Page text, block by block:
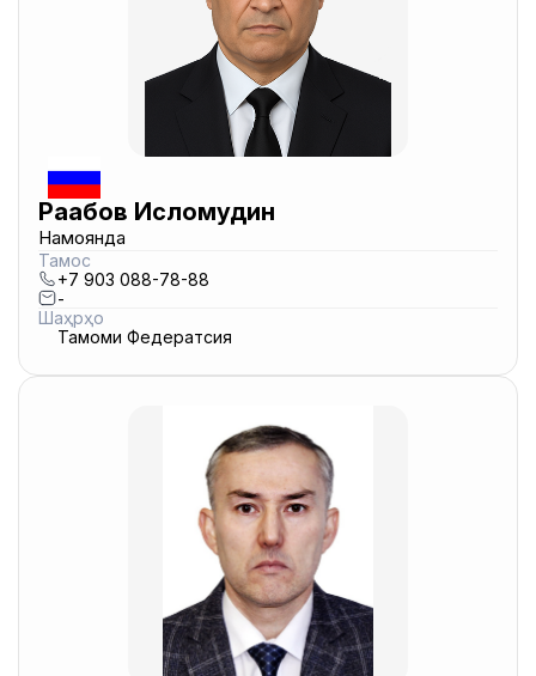
Раҷабов Исломудин
Намоянда
Тамос
+7 903 088-78-88
-
Шаҳрҳо
Тамоми Федератсия